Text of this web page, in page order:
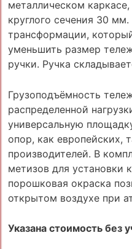
металлическом
круглого сечения 30
трансформации,
уменьшить размер
ручки. Ручка
Грузоподъёмность
распределенной
универсальную
опор, как европейских,
производителей. В
метизов для установки
порошковая окраска
открытом воздухе при
Указана стоимость без